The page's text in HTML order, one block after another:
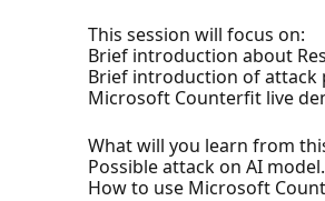
This session will focus on:
Brief introduction about
Brief introduction of attack
Microsoft Counterfit live
What will you learn from
Possible attack on AI model.
How to use Microsoft